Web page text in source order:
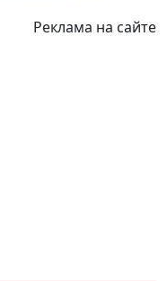
Реклама на сайте